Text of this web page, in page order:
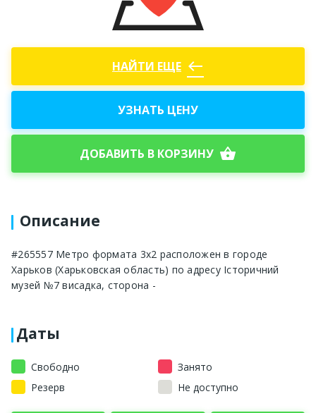
НАЙТИ ЕЩЕ west
УЗНАТЬ ЦЕНУ
ДОБАВИТЬ В КОРЗИНУ shopping_basket
Описание
#265557 Метро формата 3х2 расположен в городе
Харьков (Харьковская область) по адресу Історичний
музей №7 висадка, сторона -
Даты
Свободно
Занято
Резерв
Не доступно